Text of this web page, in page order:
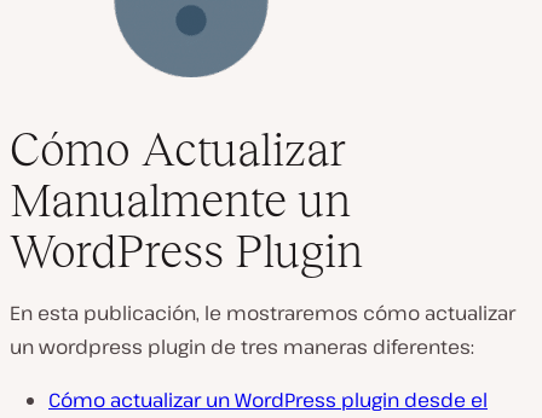
Cómo Actualizar
Manualmente un
WordPress Plugin
En esta publicación, le mostraremos cómo actualizar
un wordpress plugin de tres maneras diferentes:
Cómo actualizar un WordPress plugin desde el